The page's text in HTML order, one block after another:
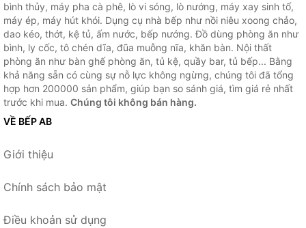
bình thủy, máy pha cà phê, lò vi sóng, lò nướng, máy xay sinh tố,
máy ép, máy hút khói. Dụng cụ nhà bếp như nồi niêu xoong chảo,
dao kéo, thớt, kệ tủ, ấm nước, bếp nướng. Đồ dùng phòng ăn như
bình, ly cốc, tô chén dĩa, đũa muỗng nĩa, khăn bàn. Nội thất
phòng ăn như bàn ghế phòng ăn, tủ kệ, quầy bar, tủ bếp... Bằng
khả năng sẵn có cùng sự nỗ lực không ngừng, chúng tôi đã tổng
hợp hơn 200000 sản phẩm, giúp bạn so sánh giá, tìm giá rẻ nhất
trước khi mua. Chúng tôi không bán hàng.
VỀ BẾP AB
Giới thiệu
Chính sách bảo mật
Điều khoản sử dụng